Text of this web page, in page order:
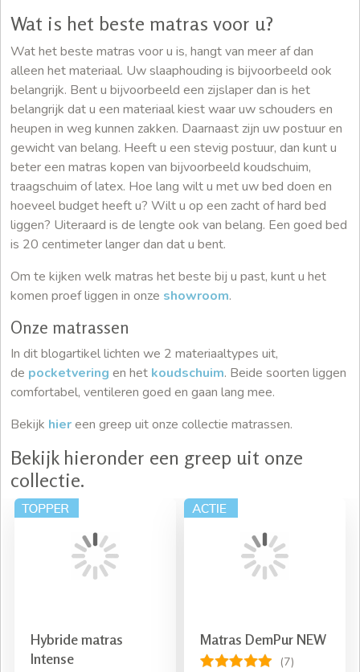
Wat is het beste matras voor u?
Wat het beste matras voor u is, hangt van meer af dan
alleen het materiaal. Uw slaaphouding is bijvoorbeeld ook
belangrijk. Bent u bijvoorbeeld een zijslaper dan is het
belangrijk dat u een materiaal kiest waar uw schouders en
heupen in weg kunnen zakken. Daarnaast zijn uw postuur en
gewicht van belang. Heeft u een stevig postuur, dan kunt u
beter een matras kopen van bijvoorbeeld koudschuim,
traagschuim of latex. Hoe lang wilt u met uw bed doen en
hoeveel budget heeft u? Wilt u op een zacht of hard bed
liggen? Uiteraard is de lengte ook van belang. Een goed bed
is 20 centimeter langer dan dat u bent.
Om te kijken welk matras het beste bij u past, kunt u het
komen proef liggen in onze showroom.
Onze matrassen
In dit blogartikel lichten we 2 materiaaltypes uit,
de pocketvering en het koudschuim. Beide soorten liggen
comfortabel, ventileren goed en gaan lang mee.
Bekijk hiereen greep uit onze collectie matrassen.
Bekijk hieronder een greep uit onze
collectie.
Hybride matras
Intense
Matras DemPur NEW
(7)